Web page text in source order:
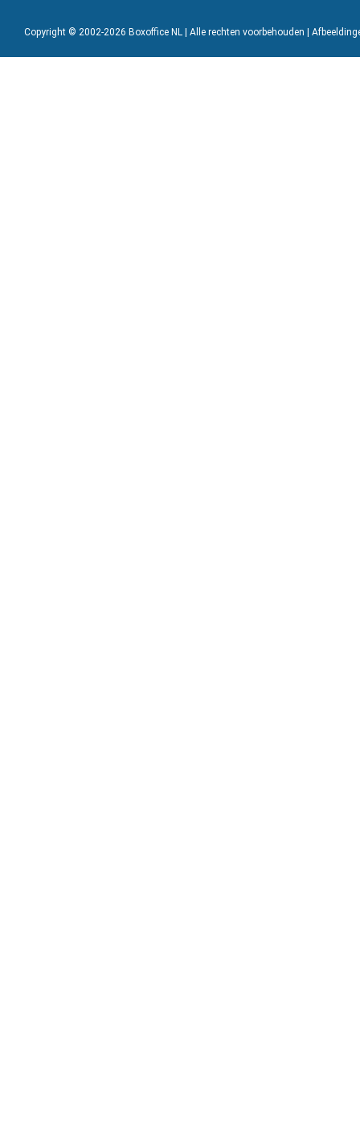
Copyright © 2002-2026 Boxoffice NL | Alle rechten voorbehouden |